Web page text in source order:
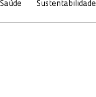
Saúde Sustentabilidade